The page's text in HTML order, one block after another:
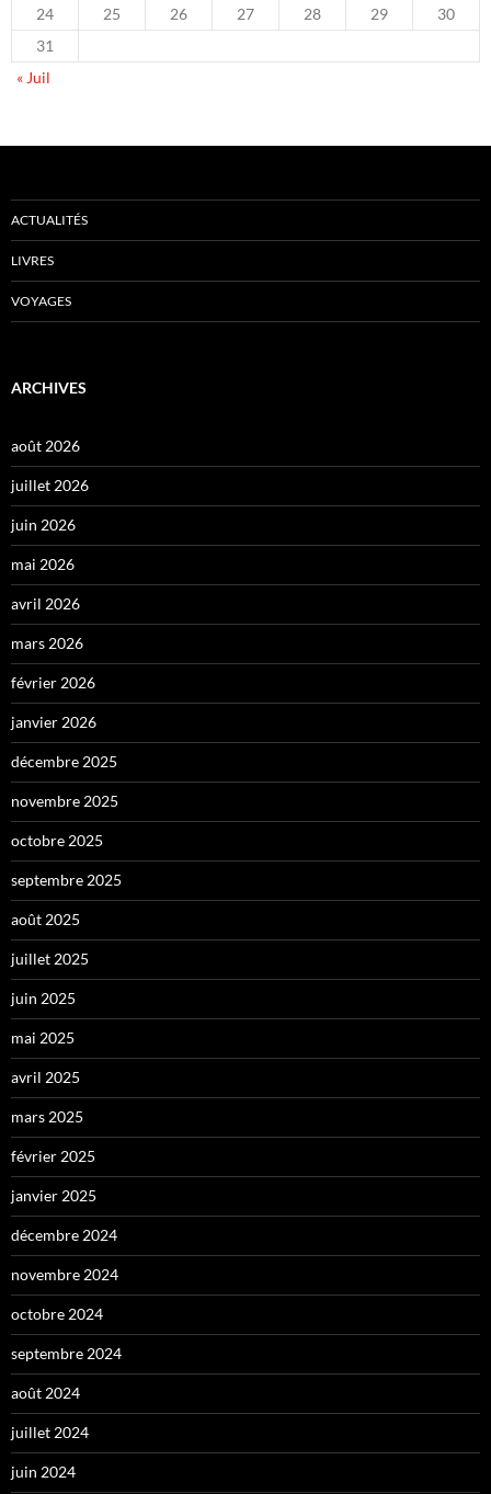
24
25 26 27 28 29
30
31
« Juil
ACTUALITÉS
LIVRES
VOYAGES
ARCHIVES
août 2026
juillet 2026
juin 2026
mai 2026
avril 2026
mars 2026
février 2026
janvier 2026
décembre 2025
novembre 2025
octobre 2025
septembre 2025
août 2025
juillet 2025
juin 2025
mai 2025
avril 2025
mars 2025
février 2025
janvier 2025
décembre 2024
novembre 2024
octobre 2024
septembre 2024
août 2024
juillet 2024
juin 2024